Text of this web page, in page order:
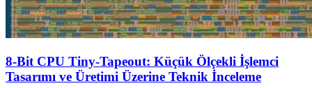
8-Bit CPU Tiny-Tapeout: Küçük Ölçekli İşlemci
Tasarımı ve Üretimi Üzerine Teknik İnceleme